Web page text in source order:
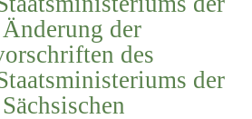
der
des
der